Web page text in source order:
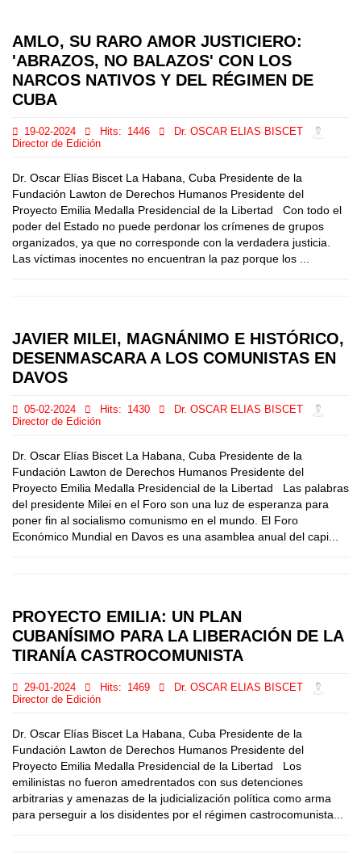
AMLO, SU RARO AMOR JUSTICIERO:
'ABRAZOS, NO BALAZOS' CON LOS
NARCOS NATIVOS Y DEL RÉGIMEN DE
CUBA
19-02-2024 Hits: 1446
Dr. OSCAR ELIAS BISCET
Director de Edición
Dr. Oscar Elías Biscet La Habana, Cuba Presidente de la
Fundación Lawton de Derechos Humanos Presidente del
Proyecto Emilia Medalla Presidencial de la Libertad Con todo el
poder del Estado no puede perdonar los crímenes de grupos
organizados, ya que no corresponde con la verdadera justicia.
Las víctimas inocentes no encuentran la paz porque los ...
JAVIER MILEI, MAGNÁNIMO E HISTÓRICO,
DESENMASCARA A LOS COMUNISTAS EN
DAVOS
05-02-2024 Hits: 1430
Dr. OSCAR ELIAS BISCET
Director de Edición
Dr. Oscar Elías Biscet La Habana, Cuba Presidente de la
Fundación Lawton de Derechos Humanos Presidente del
Proyecto Emilia Medalla Presidencial de la Libertad Las palabras
del presidente Milei en el Foro son una luz de esperanza para
poner fin al socialismo comunismo en el mundo. El Foro
Económico Mundial en Davos es una asamblea anual del capi...
PROYECTO EMILIA: UN PLAN
CUBANÍSIMO PARA LA LIBERACIÓN DE LA
TIRANÍA CASTROCOMUNISTA
29-01-2024 Hits: 1469
Dr. OSCAR ELIAS BISCET
Director de Edición
Dr. Oscar Elías Biscet La Habana, Cuba Presidente de la
Fundación Lawton de Derechos Humanos Presidente del
Proyecto Emilia Medalla Presidencial de la Libertad Los
emilinistas no fueron amedrentados con sus detenciones
arbitrarias y amenazas de la judicialización política como arma
para perseguir a los disidentes por el régimen castrocomunista...